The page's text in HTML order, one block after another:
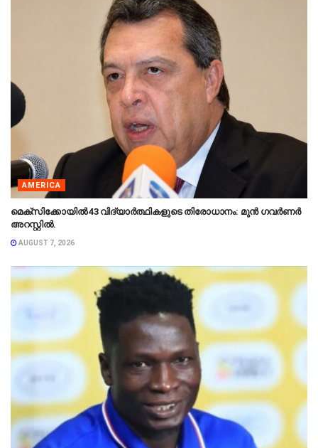
AMERICA
മെക്‌സിക്കോയിൽ 43 വിദ്യാർത്ഥികളുടെ തിരോധാനം: മുൻ ഗവർണർ
അറസ്റ്റിൽ.
AUGUST 7, 2026